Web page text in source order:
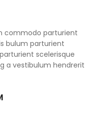
commodo parturient
bulum parturient
scelerisque
a vestibulum hendrerit